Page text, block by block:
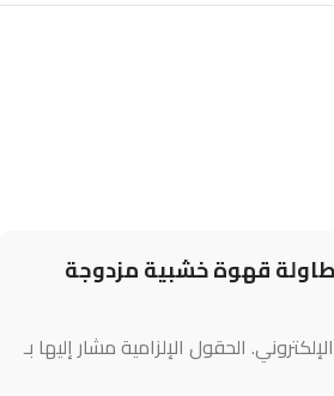
قهوة خشبية مزدوجة
الحقول الإلزامية مشار إليها بـ